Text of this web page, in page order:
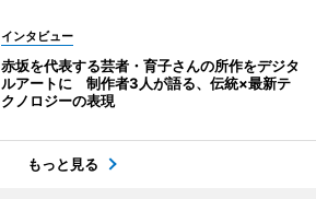
インタビュー
赤坂を代表する芸者・育子さんの所作をデジタ
ルアートに 制作者3人が語る、伝統×最新テ
クノロジーの表現
もっと見る